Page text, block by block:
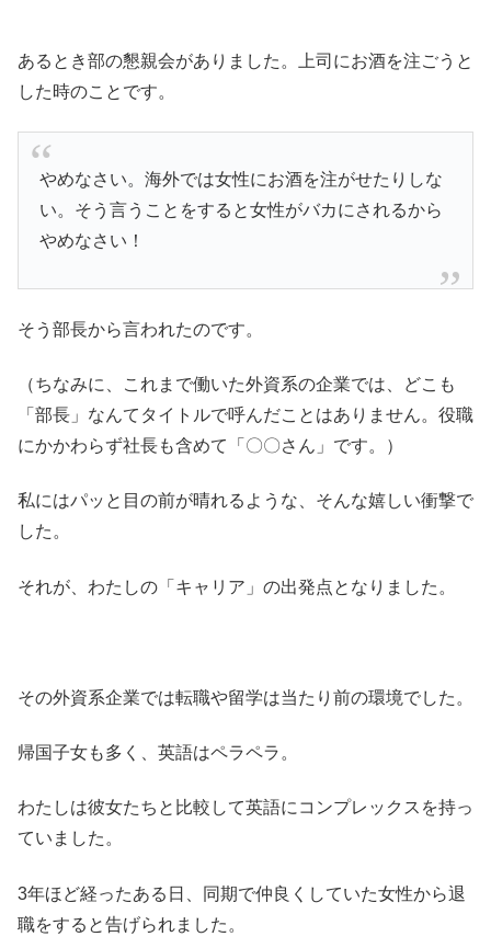
あるとき部の懇親会がありました。上司にお酒を注ごうと
した時のことです。
やめなさい。海外では女性にお酒を注がせたりしな
い。そう言うことをすると女性がバカにされるから
やめなさい！
そう部長から言われたのです。
（ちなみに、これまで働いた外資系の企業では、どこも
「部長」なんてタイトルで呼んだことはありません。役職
にかかわらず社長も含めて「〇〇さん」です。）
私にはパッと目の前が晴れるような、そんな嬉しい衝撃で
した。
それが、わたしの「キャリア」の出発点となりました。
その外資系企業では転職や留学は当たり前の環境でした。
帰国子女も多く、英語はペラペラ。
わたしは彼女たちと比較して英語にコンプレックスを持っ
ていました。
3年ほど経ったある日、同期で仲良くしていた女性から退
職をすると告げられました。